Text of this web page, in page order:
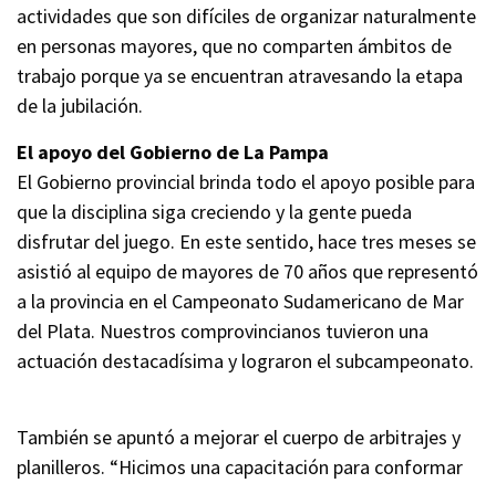
actividades que son difíciles de organizar naturalmente
en personas mayores, que no comparten ámbitos de
trabajo porque ya se encuentran atravesando la etapa
de la jubilación.
El apoyo del Gobierno de La Pampa
El Gobierno provincial brinda todo el apoyo posible para
que la disciplina siga creciendo y la gente pueda
disfrutar del juego. En este sentido, hace tres meses se
asistió al equipo de mayores de 70 años que representó
a la provincia en el Campeonato Sudamericano de Mar
del Plata. Nuestros comprovincianos tuvieron una
actuación destacadísima y lograron el subcampeonato.
También se apuntó a mejorar el cuerpo de arbitrajes y
planilleros. “Hicimos una capacitación para conformar